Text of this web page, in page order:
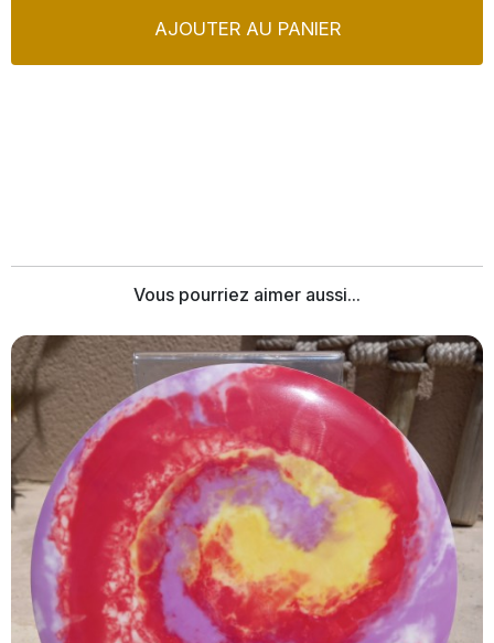
AJOUTER AU PANIER
Vous pourriez aimer aussi...